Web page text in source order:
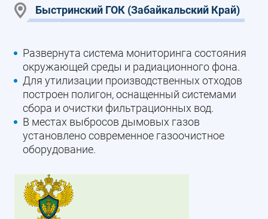
Быстринский ГОК (Забайкальский Край)
Развернута система мониторинга состояния
окружающей среды и радиационного фона.
Для утилизации производственных отходов
построен полигон, оснащенный системами
сбора и очистки фильтрационных вод.
В местах выбросов дымовых газов
установлено современное газоочистное
оборудование.